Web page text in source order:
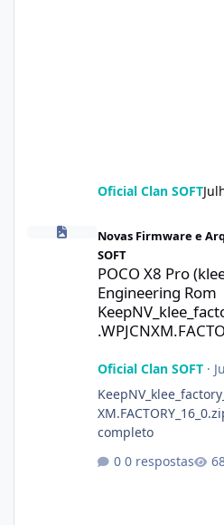
Oficial Clan SOFT
POCO X8 Pro (klee) ENG
Novas Firmware e
SOFT
POCO X8 Pro
Engineering Rom
Oficial Clan SOFT·
completo
0 respostas